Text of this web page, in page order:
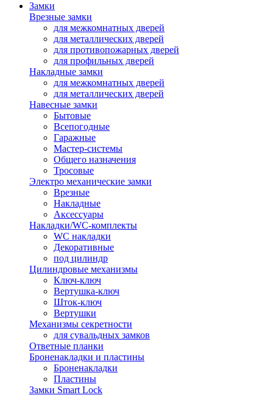
Замки
Врезные замки
для межкомнатных дверей
для металлических дверей
для противопожарных дверей
для профильных дверей
Накладные замки
для межкомнатных дверей
для металлических дверей
Навесные замки
Бытовые
Всепогодные
Гаражные
Мастер-системы
Общего назначения
Тросовые
Электро механические замки
Врезные
Накладные
Аксессуары
Накладки/WC-комплекты
WC накладки
Декоративные
под цилиндр
Цилиндровые механизмы
Ключ-ключ
Вертушка-ключ
Шток-ключ
Вертушки
Механизмы секретности
для сувальдных замков
Ответные планки
Броненакладки и пластины
Броненакладки
Пластины
Замки Smart Lock